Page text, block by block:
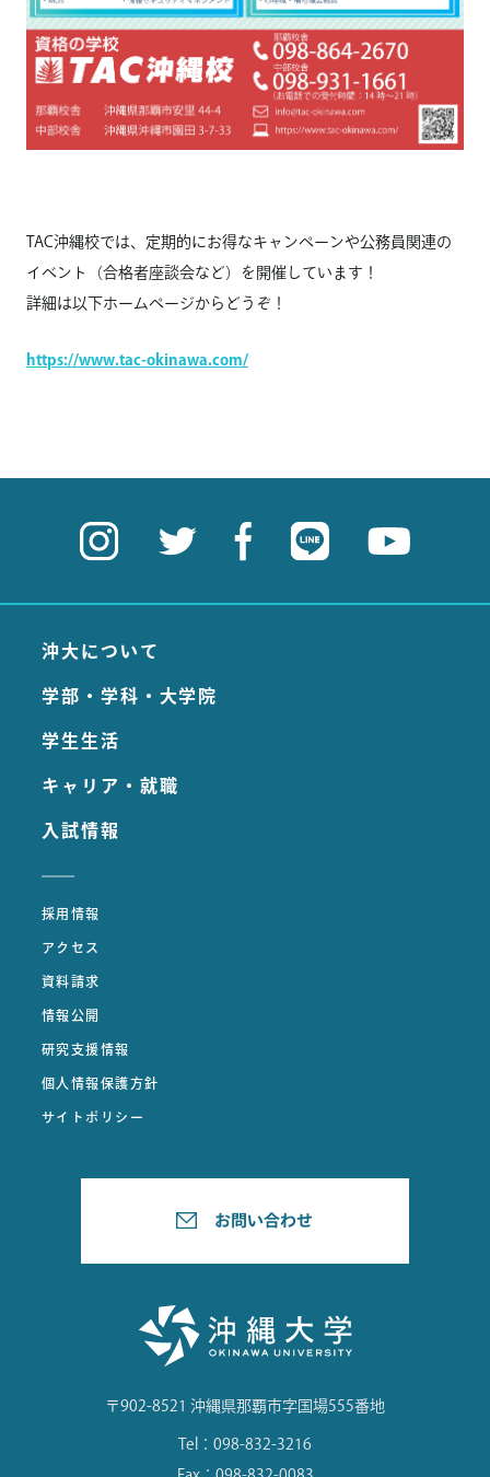
TAC沖縄校では、 定期的にお得なキャンペーンや公務員関連の
イベント（合格者座談会など）を開催しています！
詳細は以下ホームページからどうぞ！
https://www.tac-okinawa.com/
沖大について
学部・学科・大学院
学生生活
キャリア・就職
入試情報
採用情報
アクセス
資料請求
情報公開
研究支援情報
個人情報保護方針
サイトポリシー
〒902-8521 沖縄県那覇市字国場555番地
Tel：098-832-3216